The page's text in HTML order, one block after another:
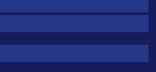
de pesquisa